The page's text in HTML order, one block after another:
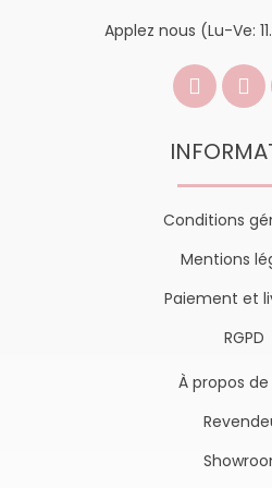
Applez nous (Lu-Ve:
Conditions
Mentions
Paiement et
RGPD
À propos